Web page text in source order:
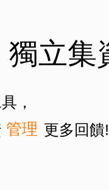
獨立集
，
獲得
管理 更多回饋!